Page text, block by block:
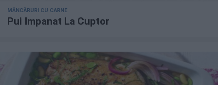
MÂNCĂRURI CU CARNE
Pui Impanat La Cuptor